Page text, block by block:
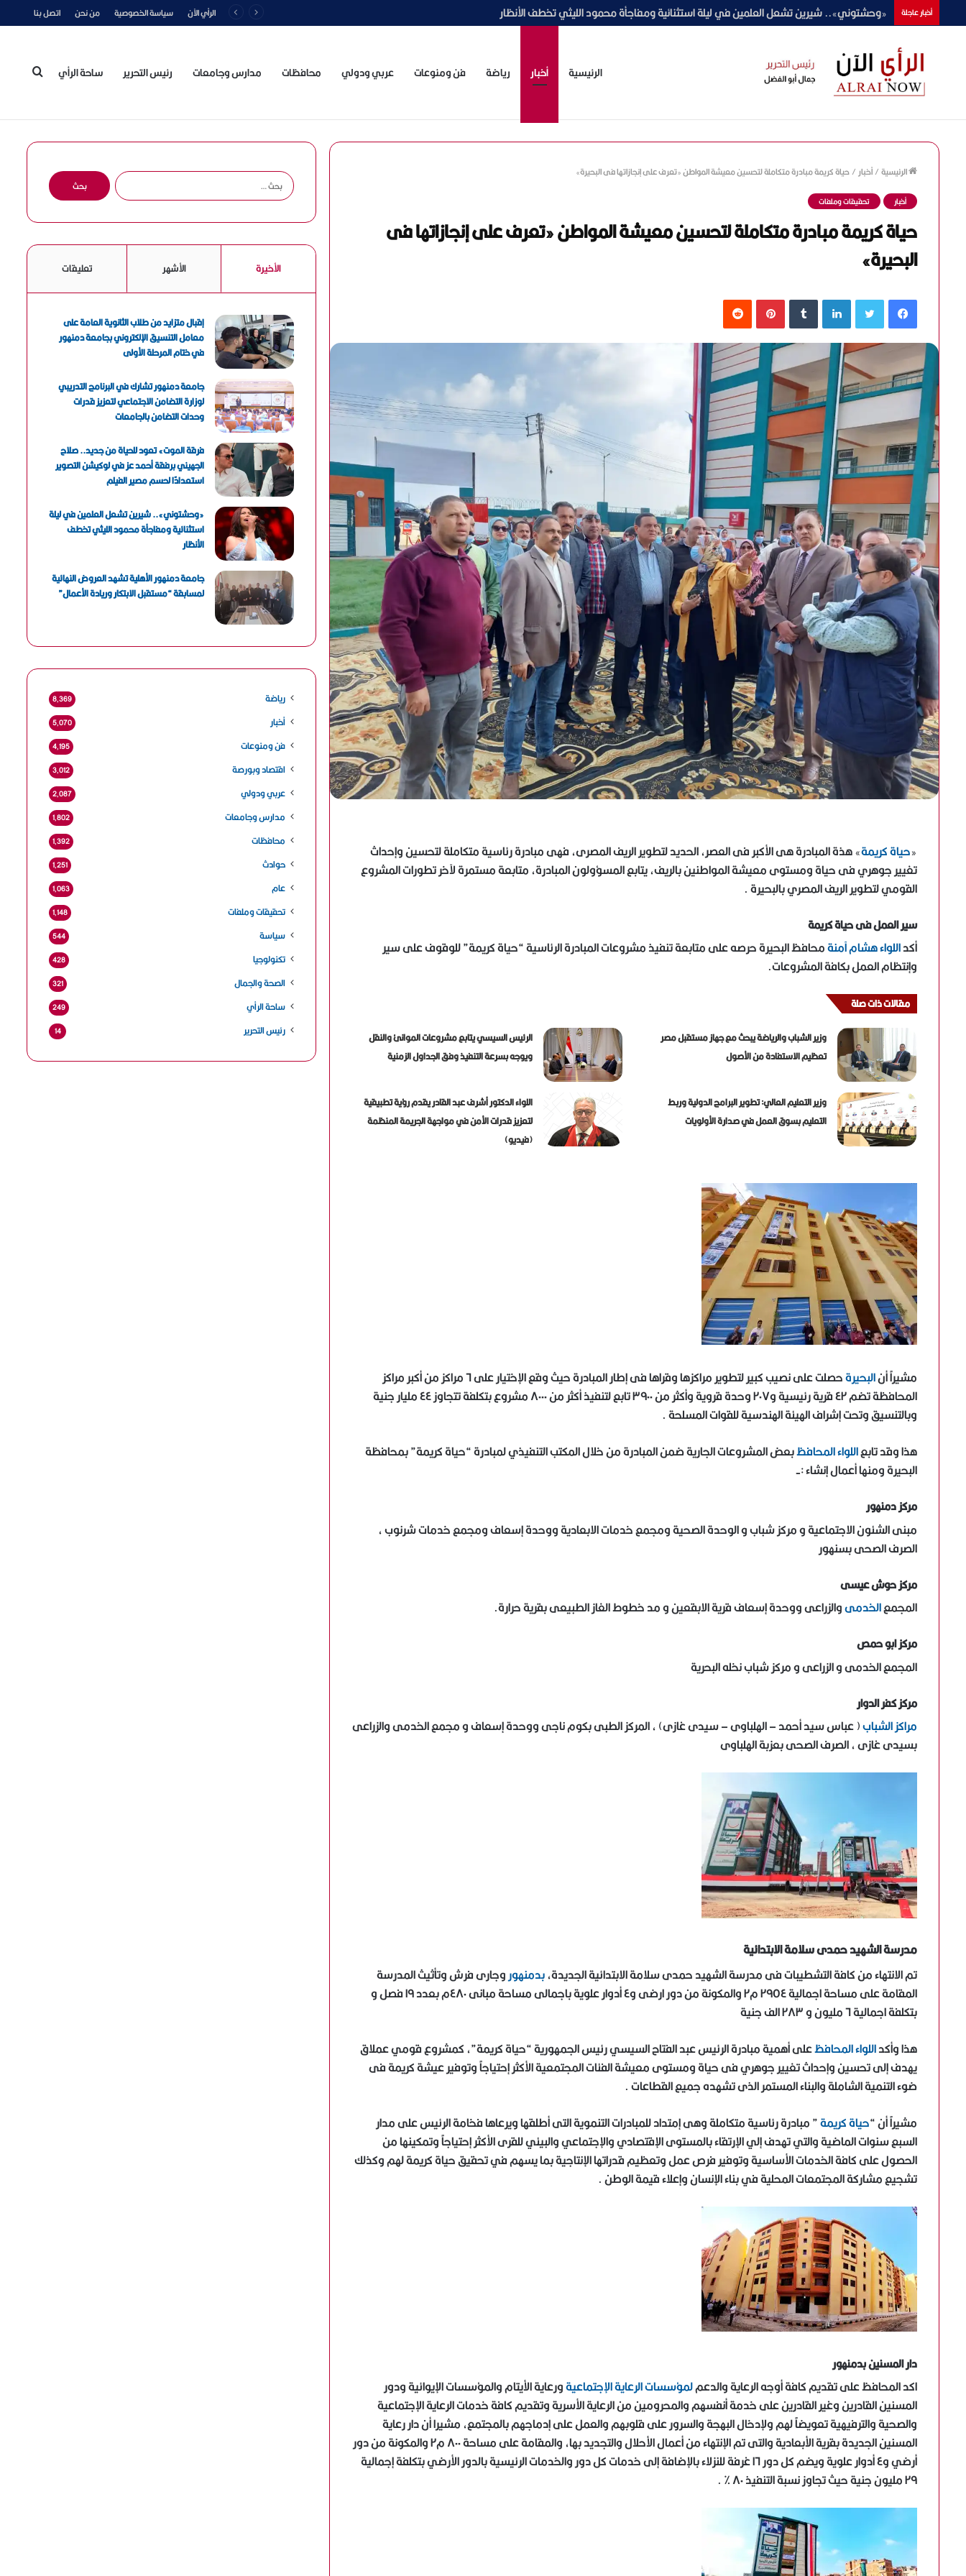
أخبار عاجلة «وحشتوني».. شيرين تشعل العلمين في ليلة استثنائية ومفاجأة محمود الليثي تخطف الأنظار الرأي الآن سياسة الخصوصية من نحن اتصل بنا
الرئيسية أخبار رياضة فن ومنوعات عربي ودولي محافظات مدارس وجامعات رئيس التحرير ساحة الرأي
الرئيسية/أخبار /حياة كريمة مبادرة متكاملة لتحسين معيشة المواطن «تعرف على إنجازاتها فى البحيرة»
أخبار تحقيقات وملفات
حياة كريمة مبادرة متكاملة لتحسين معيشة المواطن «تعرف على إنجازاتها فى
البحيرة»
فيسبوك لينكدإن بينتيريست
«حياة كريمة» هذة المبادرة هى الأكبر فى العصر، الحديد لتطوير الريف المصرى، فهى مبادرة رئاسية متكاملة لتحسين وإحداث
تغيير جوهري فى حياة ومستوى معيشة المواطنين بالريف، يتابع المسؤولون المبادرة، متابعة مستمرة لآخر تطورات المشروع
القومي لتطوير الريف المصري بالبحيرة .
سير العمل فى حياة كريمة
أكداللواء هشام آمنةمحافظ البحيرة حرصه على متابعة تنفيذ مشروعات المبادرة الرئاسية “حياة كريمة” للوقوف على سير
وإنتظام العمل بكافة المشروعات.
مقالات ذات صلة
وزير الشباب والرياضة يبحث مع جهاز مستقبل مصر
تعظيم الاستفادة من الأصول
الرئيس السيسي يتابع مشروعات الموانئ والنقل
ويوجه بسرعة التنفيذ وفق الجداول الزمنية
وزير التعليم العالي: تطوير البرامج الدولية وربط
التعليم بسوق العمل في صدارة الأولويات
اللواء الدكتور أشرف عبد القادر يقدم رؤية تطبيقية
لتعزيز قدرات الأمن في مواجهة الجريمة المنظمة
(فيديو)
مشيراً أنالبحيرة
حصلت على نصيب كبير لتطوير مراكزها وقراها فى إطار المبادرة حيث وقع الإختيار على ٦ مراكز من أكبر مراكز
المحافظة تضم ٤٢ قرية رئيسية و٢٠٧ وحدة قروية وأكثر من ٣٩٠٠ تابع لتنفيذ أكثر من ٨٠٠٠ مشروع بتكلفة تتجاوز ٤٤ مليار جنية
وبالتنسيق وتحت إشراف الهيئة الهندسية للقوات المسلحة .
هذا وقد تابعاللواء المحافظبعض المشروعات الجارية ضمن المبادرة من خلال المكتب التنفيذي لمبادرة “حياة كريمة” بمحافظة
البحيرة ومنها أعمال إنشاء :-
مركز دمنهور
مبنى الشئون الاجتماعية و مركز شباب و الوحدة الصحية ومجمع خدمات الابعادية ووحدة إسعاف ومجمع خدمات شرنوب ،
الصرف الصحى بسنهور
مركز حوش عيسى
المجمعالخدمىوالزراعى ووحدة إسعاف قرية الابقعين و مد خطوط الغاز الطبيعى بقرية حرارة.
مركز ابو حمص
المجمع الخدمى و الزراعى و مركز شباب نخله البحرية
مركز كفر الدوار
مراكز الشباب( عباس سيد أحمد – الهلباوى – سيدى غازى) ، المركز الطبى بكوم ناجى ووحدة إسعاف و مجمع الخدمى والزراعى
بسيدى غازى ، الصرف الصحى بعزبة الهلباوى
مدرسة الشهيد حمدى سلامة الابتدائية
تم الانتهاء من كافة التشطيبات فى مدرسة الشهيد حمدى سلامة الابتدائية الجديدة،بدمنهوروجارى فرش وتأثيث المدرسة
المقامة على مساحة اجمالية ٢٩٥٤ م٢ والمكونة من دور ارضى و٤ أدوار علوية باجمالى مساحة مبانى ٤٨٠م بعدد ١٩ فصل و
بتكلفة اجمالية ٦ مليون و ٢٨٣ الف جنية
هذا وأكداللواء المحافظعلى أهمية مبادرة الرئيس عبد الفتاح السيسي رئيس الجمهورية “حياة كريمة”، كمشروع قومي عملاق
يهدف إلى تحسين وإحداث تغيير جوهري فى حياة ومستوى معيشة الفئات المجتمعية الأكثر إحتياجاً وتوفير عيشة كريمة فى
ضوء التنمية الشاملة والبناء المستمر الذى تشهده جميع القطاعات .
مشيراً أن “حياة كريمة” مبادرة رئاسية متكاملة وهى إمتداد للمبادرات التنموية التى أطلقها ويرعاها فخامة الرئيس على مدار
السبع سنوات الماضية والتي تهدف إلي الإرتقاء بالمستوى الإقتصادي والإجتماعي والبيئي للقرى الأكثر إحتياجاً وتمكينها من
الحصول على كافة الخدمات الأساسية وتوفير فرص عمل وتعظيم قدراتها الإنتاجية بما يسهم في تحقيق حياة كريمة لهم وكذلك
تشجيع مشاركة المجتمعات المحلية في بناء الإنسان وإعلاء قيمة الوطن .
دار المسنين بدمنهور
اكد المحافظ على تقديم كافة أوجه الرعاية والدعملمؤسسات الرعاية الإجتماعيةورعاية الأيتام والمؤسسات الإيوائية ودور
المسنين القادرين وغير القادرين على خدمة أنفسهم والمحرومين من الرعاية الأسرية وتقديم كافة خدمات الرعاية الإجتماعية
والصحية والترفيهية تعويضاً لهم ولإدخال البهجة والسرور على قلوبهم والعمل على إدماجهم بالمجتمع، مشيرا أن دار رعاية
المسنين الجديدة بقرية الأبعادية والتى تم الإنتهاء من أعمال الأحلال والتجديد بها، والمقامة على مساحة ٨٠٠ م٢ والمكونة من دور
أرضي و٤ أدوار علوية ويضم كل دور ١٦ غرفة للنزلاء بالإضافة إلى خدمات كل دور والخدمات الرئيسية بالدور الأرضي بتكلفة إجمالية
٢٩ مليون جنية حيث تجاوز نسبة التنفيذ ٨٠ ٪ .
ا
ل
ح
الأخيرة الأشهر تعليقات
إقبال متزايد من طلاب الثانوية العامة على
معامل التنسيق الإلكتروني بجامعة دمنهور
في ختام المرحلة الأولى
جامعة دمنهور تشارك في البرنامج التدريبي
لوزارة التضامن الاجتماعي لتعزيز قدرات
وحدات التضامن بالجامعات
فرقة الموت» تعود للحياة من جديد.. صلاح
الجهيني برفقة أحمد عز في لوكيشن التصوير
استعدادًا لحسم مصير الفيلم
«وحشتوني».. شيرين تشعل العلمين في ليلة
استثنائية ومفاجأة محمود الليثي تخطف
الأنظار
جامعة دمنهور الأهلية تشهد العروض النهائية
لمسابقة “مستقبل الابتكار وريادة الأعمال”
رياضة 8٬369
أخبار 5٬070
فن ومنوعات 4٬195
اقتصاد وبورصة 3٬012
عربي ودولي 2٬087
مدارس وجامعات 1٬802
محافظات 1٬392
حوادث 1٬251
عام 1٬063
تحقيقات وملفات 1٬148
سياسة 544
تكنولوجيا 428
الصحة والجمال 321
ساحة الرأي 249
رئيس التحرير 14